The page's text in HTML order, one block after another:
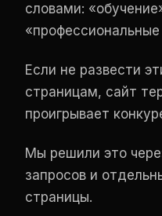
словами:
Если не развести
страницам, сайт
проигрывает
Мы решили это
запросов и
страницы.